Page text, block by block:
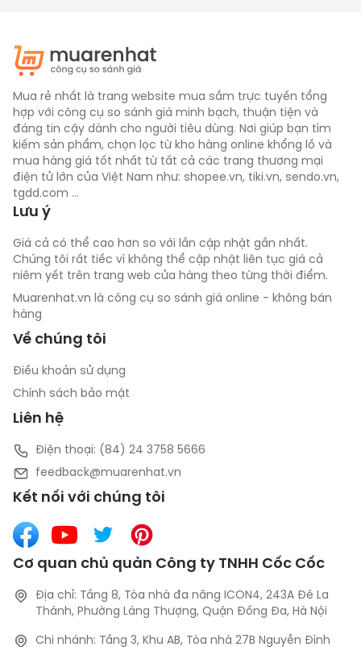
Mua rẻ nhất là trang website mua sắm trực tuyến tổng
hợp với công cụ so sánh giá minh bạch, thuận tiện và
đáng tin cậy dành cho người tiêu dùng. Nơi giúp bạn tìm
kiếm sản phẩm, chọn lọc từ kho hàng online khổng lồ và
mua hàng giá tốt nhất từ tất cả các trang thương mại
điện tử lớn của Việt Nam như: shopee.vn, tiki.vn, sendo.vn,
tgdd.com ...
Về chúng tôi
Điều khoản sử dụng
Chính sách bảo mật
Liên hệ
Điện thoại: (84) 24 3758 5666
feedback@muarenhat.vn
Kết nối với chúng tôi
Cơ quan chủ quản Công ty TNHH Cốc Cốc
Địa chỉ: Tầng 8, Tòa nhà đa năng ICON4, 243A Đê La
Thành, Phường Láng Thượng, Quận Đống Đa, Hà Nội
Chi nhánh: Tầng 3, Khu AB, Tòa nhà 27B Nguyễn Đình
Lưu ý
Giá cả có thể cao hơn so với lần cập nhật gần nhất.
Chúng tôi rất tiếc vì không thể cập nhật liên tục giá cả
niêm yết trên trang web cửa hàng theo từng thời điểm.
Muarenhat.vn là công cụ so sánh giá online - không bán
hàng